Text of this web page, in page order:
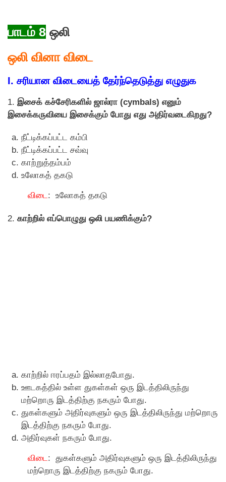
பாடம் 8 ஒலி
ஒலி வினா விடை
I. சரியான விடையைத் தேர்ந்தெடுத்து எழுதுக
1. இசைக் கச்சேரிகளில் ஜால்ரா (cymbals) எனும்
இசைக்கருவியை இசைக்கும் போது எது அதிர்வடைகிறது?
நீட்டிக்கப்பட்ட கம்பி
நீட்டிக்கப்பட்ட சவ்வு
காற்றுத்தம்பம்
உலோகத் தகடு
விடை: உலோகத் தகடு
2. காற்றில் எப்பொழுது ஒலி பயணிக்கும்?
காற்றில் ஈரப்பதம் இல்லாதபோது.
ஊடகத்தில் உள்ள துகள்கள் ஒரு இடத்திலிருந்து
மற்றொரு இடத்திற்கு நகரும் போது.
துகள்களும் அதிர்வுகளும் ஒரு இடத்திலிருந்து மற்றொரு
இடத்திற்கு நகரும் போது.
அதிர்வுகள் நகரும் போது.
விடை: துகள்களும் அதிர்வுகளும் ஒரு இடத்திலிருந்து
மற்றொரு இடத்திற்கு நகரும் போது.